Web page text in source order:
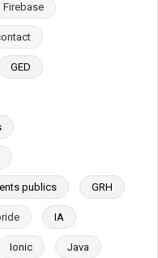
Firebase
GED
publics GRH
IA
Ionic Java